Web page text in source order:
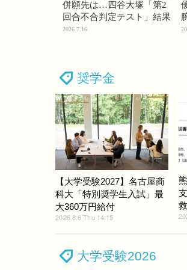
併願先は…四谷大塚「第2
回合不合判定テスト」結果
2026.7.16
奨学金
【大学受験2027】名古屋商
科大「特別奨学生入試」最
大360万円給付
2026.8.6 Thu 14:15
大学受験2026